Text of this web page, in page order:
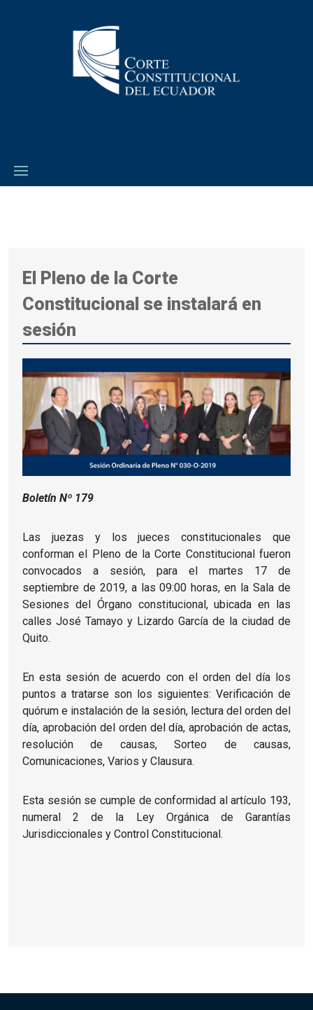
El Pleno de la Corte
Constitucional se instalará en
sesión
Boletín Nº 179
Las juezas y los jueces constitucionales que
conforman el Pleno de la Corte Constitucional fueron
convocados a sesión, para el martes 17 de
septiembre de 2019, a las 09:00 horas, en la Sala de
Sesiones del Órgano constitucional, ubicada en las
calles José Tamayo y Lizardo García de la ciudad de
Quito.
En esta sesión de acuerdo con el orden del día los
puntos a tratarse son los siguientes: Verificación de
quórum e instalación de la sesión, lectura del orden del
día, aprobación del orden del día, aprobación de actas,
resolución de causas, Sorteo de causas,
Comunicaciones, Varios y Clausura.
Esta sesión se cumple de conformidad al artículo 193,
numeral 2 de la Ley Orgánica de Garantías
Jurisdiccionales y Control Constitucional.